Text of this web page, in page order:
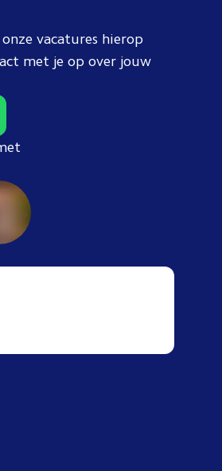
vacatures hierop
met je op over jouw